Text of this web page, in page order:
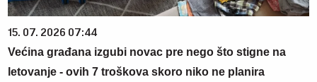
15. 07. 2026 07:44
Većina građana izgubi novac pre nego što stigne na
letovanje - ovih 7 troškova skoro niko ne planira